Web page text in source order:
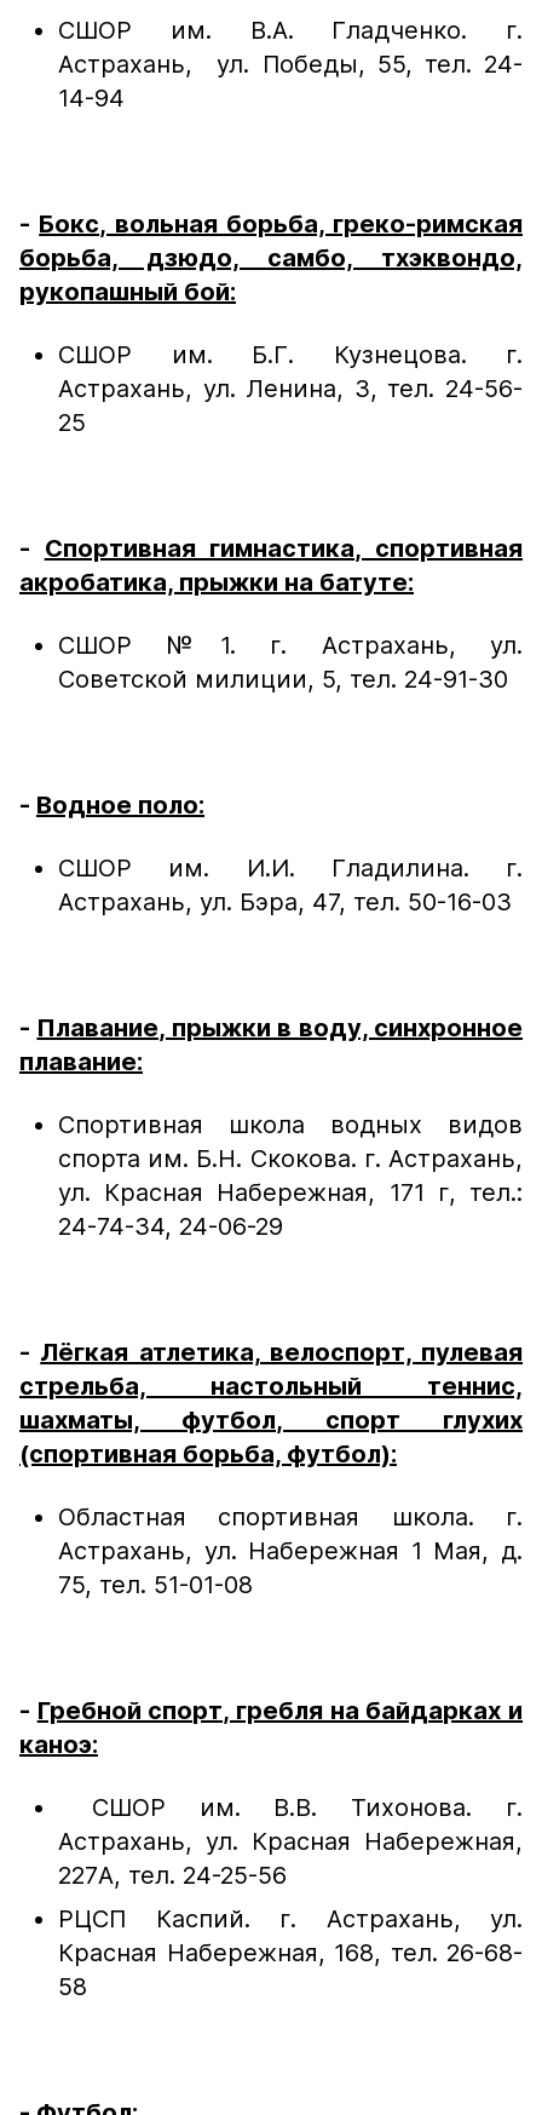
СШОР им. В.А. Гладченко. г.
Астрахань, ул. Победы, 55, тел. 24-
14-94
- Бокс, вольная борьба, греко-римская
борьба, дзюдо, самбо, тхэквондо,
рукопашный бой:
СШОР им. Б.Г. Кузнецова. г.
Астрахань, ул. Ленина, 3, тел. 24-56-
25
- Спортивная гимнастика, спортивная
акробатика, прыжки на батуте:
СШОР №1. г. Астрахань, ул.
Советской милиции, 5, тел. 24-91-30
- Водное поло:
СШОР им. И.И. Гладилина. г.
Астрахань, ул. Бэра, 47, тел. 50-16-03
- Плавание, прыжки в воду, синхронное
плавание:
Спортивная школа водных видов
спорта им. Б.Н. Скокова. г. Астрахань,
ул. Красная Набережная, 171 г, тел.:
24-74-34, 24-06-29
- Лёгкая атлетика, велоспорт, пулевая
стрельба, настольный теннис,
шахматы, футбол, спорт глухих
(спортивная борьба, футбол):
Областная спортивная школа. г.
Астрахань, ул. Набережная 1 Мая, д.
75, тел. 51-01-08
- Гребной спорт, гребля на байдарках и
каноэ:
СШОР им. В.В. Тихонова. г.
Астрахань, ул. Красная Набережная,
227А, тел. 24-25-56
РЦСП Каспий. г. Астрахань, ул.
Красная Набережная, 168, тел. 26-68-
58